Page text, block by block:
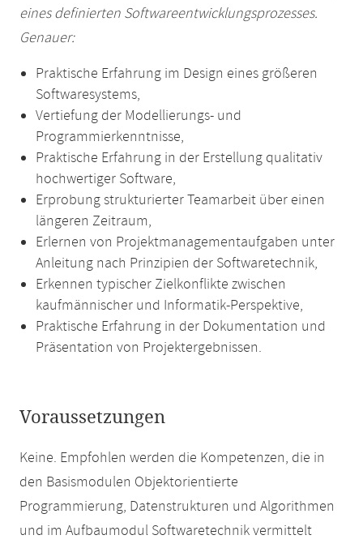
eines definierten Softwareentwicklungsprozesses.
Genauer:
Praktische Erfahrung im Design eines größeren
Softwaresystems,
Vertiefung der Modellierungs- und
Programmierkenntnisse,
Praktische Erfahrung in der Erstellung qualitativ
hochwertiger Software,
Erprobung strukturierter Teamarbeit über einen
längeren Zeitraum,
Erlernen von Projektmanagementaufgaben unter
Anleitung nach Prinzipien der Softwaretechnik,
Erkennen typischer Zielkonflikte zwischen
kaufmännischer und Informatik-Perspektive,
Praktische Erfahrung in der Dokumentation und
Präsentation von Projektergebnissen.
Voraussetzungen
Keine. Empfohlen werden die Kompetenzen, die in
den Basismodulen Objektorientierte
Programmierung, Datenstrukturen und Algorithmen
und im Aufbaumodul Softwaretechnik vermittelt